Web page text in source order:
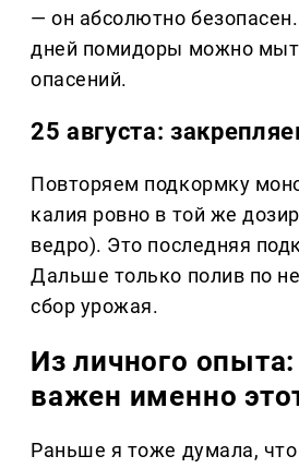
— он абсолютно
дней помидоры можно
опасений.
25 августа:
Повторяем подкормку
калия ровно в той же
ведро). Это последняя
Дальше только полив по
сбор урожая.
Из личного
важен именно
Раньше я тоже думала, что